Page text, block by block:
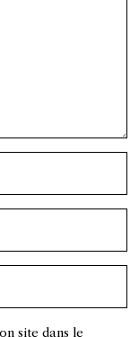
site dans le